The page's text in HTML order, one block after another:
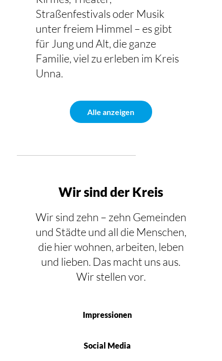
Straßenfestivals oder Musik
unter freiem Himmel – es gibt
für Jung und Alt, die ganze
Familie, viel zu erleben im Kreis
Unna.
Alle anzeigen
Wir sind der Kreis
Wir sind zehn – zehn Gemeinden
und Städte und all die Menschen,
die hier wohnen, arbeiten, leben
und lieben. Das macht uns aus.
Wir stellen vor.
Impressionen
Social Media